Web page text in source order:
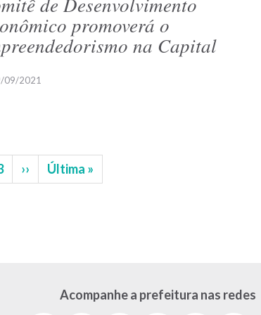
promoverá o
na Capital
09/2021
Próxima
página
››
Última
página
Última »
Acompanhe a prefeitura nas redes